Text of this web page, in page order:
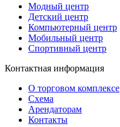
Модный центр
Детский центр
Компьютерный центр
Мобильный центр
Спортивный центр
Контактная информация
О торговом комплексе
Схема
Арендаторам
Контакты